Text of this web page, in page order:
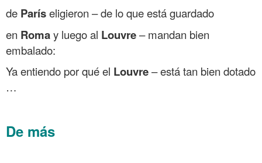
de Paríseligieron – de lo que está guardado
en Romay luego al Louvre– mandan bien
embalado:
Ya entiendo por qué el Louvre– está tan bien dotado
…
De más